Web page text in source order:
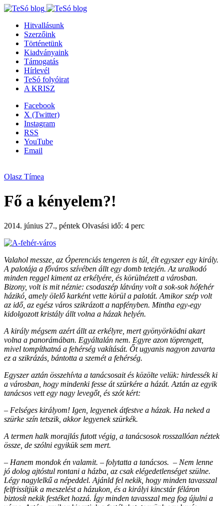
Hitvallásunk
Szerzőink
Történetünk
Kiadványaink
Támogatás
Hírlevél
TeSó folyóirat
A KRISZ
Facebook
X (Twitter)
Instagram
RSS
YouTube
Email
Olasz Tímea
Fő a kényelem?!
2014. június 27., péntek Olvasási idő: 4 perc
Valahol messze, az Óperenciás tengeren is túl, élt egyszer egy király.
A palotája a főváros szívében állt egy domb tetején. Az uralkodó
minden reggel kiment az erkélyére, és körülnézett a városban.
Bizony, volt is mit néznie: csodaszép látvány volt a sok-sok hófehér
házikó, amely ölelő karként vette körül a palotát. Amikor szép volt
az idő, az egész város szikrázott a napfényben. Mintha egy-egy
kidolgozott kristály állt volna a házak helyén.
A király mégsem azért állt az erkélyre, mert gyönyörködni akart
volna a panorámában. Egyáltalán nem. Egyre azon töprengett,
mivel tompíthatná a fehérség vakítását. Őt ugyanis nagyon zavarta
ez a szikrázás, bántotta a szemét a fehérség.
Egyszer aztán összehívta a tanácsosait és közölte velük: hirdessék ki
a városban, hogy mindenki fesse át szürkére a házát. Aztán az egyik
tanácsos vett egy nagy levegőt, és szót kért:
– Felséges királyom! Igen, legyenek átfestve a házak. Ha neked a
szürke szín tetszik, akkor legyenek szürkék.
A termen halk morajlás futott végig, a tanácsosok rosszallóan néztek
össze, de szólni egyikük sem mert.
– Hanem mondok én valamit. – folytatta a tanácsos. – Nem lenne
jó dolog ajtóstul rontani a házba, az csak elégedetlenséget szülne.
Légy nagylelkű a népeddel. Ajánld fel nekik, hogy minden tavasszal
felfrissítjük a meszelést a házukon, és a királyi kincstár féláron
biztosít nekik festéket hozzá. Így minden tavasszal meg fog újulni a